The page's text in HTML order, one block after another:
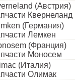
(Австрия)
Квернеланд
(Германия)
Лемкен
(Франция)
Моносем
limac (Италия)
Олимак